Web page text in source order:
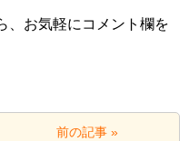
、お気軽にコメント欄を
前の記事 »